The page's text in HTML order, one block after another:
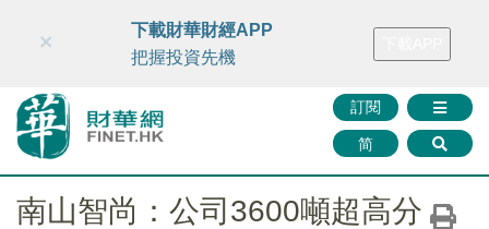
財華智庫網 FINTV FINMETA 財華證券 媒體矩陣
訂閱
简
×
下載財華財經APP
把握投資先機
南山智尚：公司3600噸超高分